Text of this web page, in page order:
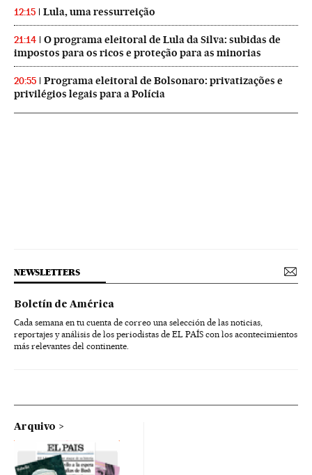
12:15 Lula, uma ressurreição
21:14
O programa eleitoral de Lula da Silva: subidas de
impostos para os ricos e proteção para as minorias
20:55
Programa eleitoral de Bolsonaro: privatizações e
privilégios legais para a Polícia
NEWSLETTERS
Boletín de América
Cada semana en tu cuenta de correo una selección de las noticias,
reportajes y análisis de los periodistas de EL PAÍS con los acontecimientos
más relevantes del continente.
Arquivo